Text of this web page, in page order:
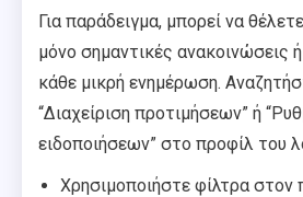
Για παράδειγμα, μπορεί να
μόνο σημαντικές ανακοινώσεις
κάθε μικρή ενημέρωση.
“Διαχείριση προτιμήσεων” ή
ειδοποιήσεων” στο προφίλ του
Χρησιμοποιήστε φίλτρα στον